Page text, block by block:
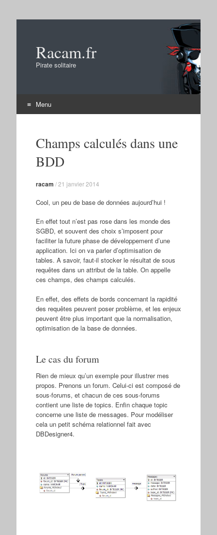
Racam.fr
Pirate solitaire
Menu
contenuChamps calculés dans une
BDD
racam /21 janvier 2014
Cool, un peu de base de données aujourd’hui !
En effet tout n’est pas rose dans les monde des
SGBD, et souvent des choix s’imposent pour
faciliter la future phase de développement d’une
application. Ici on va parler d’optimisation de
tables. A savoir, faut-il stocker le résultat de sous
requêtes dans un attribut de la table. On appelle
ces champs, des champs calculés.
En effet, des effets de bords concernant la rapidité
des requêtes peuvent poser problème, et les enjeux
peuvent être plus important que la normalisation,
optimisation de la base de données.
Le cas du forum
Rien de mieux qu’un exemple pour illustrer mes
propos. Prenons un forum. Celui-ci est composé de
sous-forums, et chacun de ces sous-forums
contient une liste de topics. Enfin chaque topic
concerne une liste de messages. Pour modéliser
cela un petit schéma relationnel fait avec
DBDesigner4.